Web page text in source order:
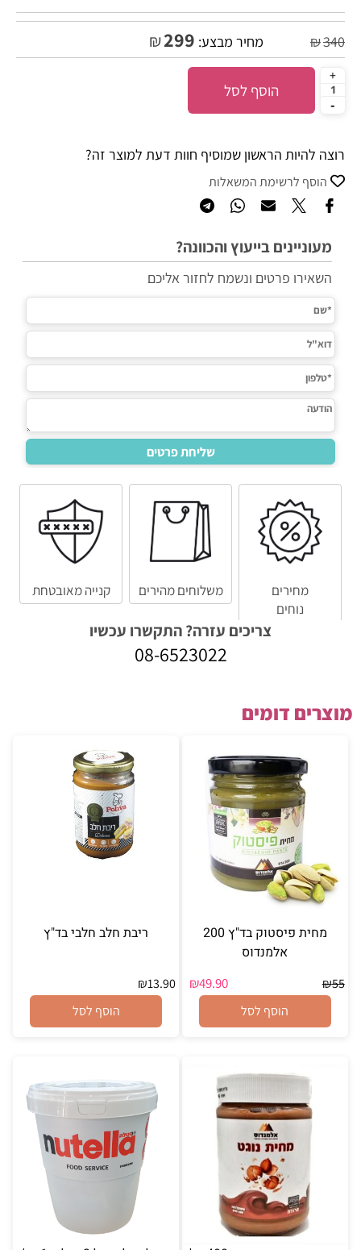
₪340 מחיר מבצע: ₪299
הוסף לסל
רוצה להיות הראשון שמוסיף חוות דעת למוצר זה?
הוסף לרשימת המשאלות
מעוניינים בייעוץ והכוונה?
השאירו פרטים ונשמח לחזור אליכם
מחירים
נוחים
משלוחים מהירים קנייה מאובטחת
צריכים עזרה? התקשרו עכשיו
08-6523022
מוצרים דומים
מחית פיסטוק בד"ץ 200
אלמנדוס
₪55
₪49.90
הוסף לסל
ריבת חלב חלבי בד"ץ
₪13.90
הוסף לסל